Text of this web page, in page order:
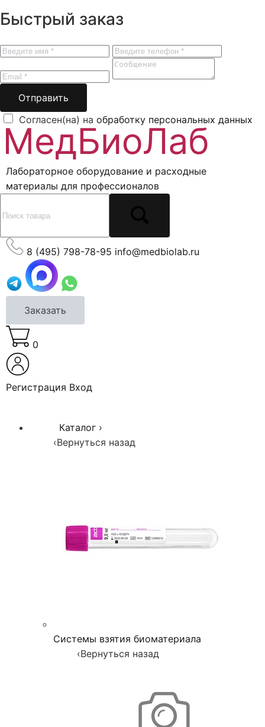
Быстрый заказ
Отправить
Согласен(на) на обработку персональных данных
Лабораторное оборудование и расходные
материалы для профессионалов
8 (495) 798-78-95 info@medbiolab.ru
Заказать
0
Регистрация Вход
Каталог ›
‹Вернуться назад
Системы взятия биоматериала
‹Вернуться назад